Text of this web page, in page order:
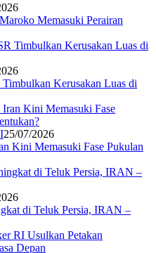
Memasuki Perairan
Kerusakan Luas di
25/07/2026
Kini Memasuki Fase Pukulan
di Teluk Persia, IRAN –